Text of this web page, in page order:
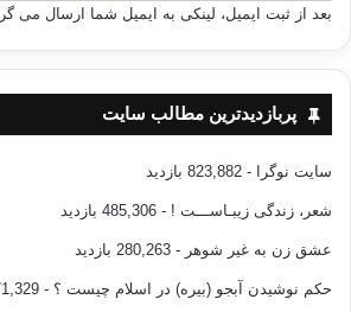
بعد از ثبت ایمیل، لینکی به ایمیل شما ارسال می
پربازدیدترین مطالب سایت
سایت نوگرا - 823,882 بازدید
شعر، زندگی زیبـاســـت ! - 485,306 بازدید
عشق زن به غیر شوهر - 280,263 بازدید
حکم نوشیدن آبجو (بیره) در اسلام چیست ؟ - 271,329 بازدید